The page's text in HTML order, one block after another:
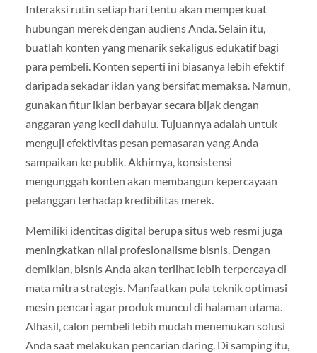
Interaksi rutin setiap hari tentu akan memperkuat
hubungan merek dengan audiens Anda. Selain itu,
buatlah konten yang menarik sekaligus edukatif bagi
para pembeli. Konten seperti ini biasanya lebih efektif
daripada sekadar iklan yang bersifat memaksa. Namun,
gunakan fitur iklan berbayar secara bijak dengan
anggaran yang kecil dahulu. Tujuannya adalah untuk
menguji efektivitas pesan pemasaran yang Anda
sampaikan ke publik. Akhirnya, konsistensi
mengunggah konten akan membangun kepercayaan
pelanggan terhadap kredibilitas merek.
Memiliki identitas digital berupa situs web resmi juga
meningkatkan nilai profesionalisme bisnis. Dengan
demikian, bisnis Anda akan terlihat lebih terpercaya di
mata mitra strategis. Manfaatkan pula teknik optimasi
mesin pencari agar produk muncul di halaman utama.
Alhasil, calon pembeli lebih mudah menemukan solusi
Anda saat melakukan pencarian daring. Di samping itu,